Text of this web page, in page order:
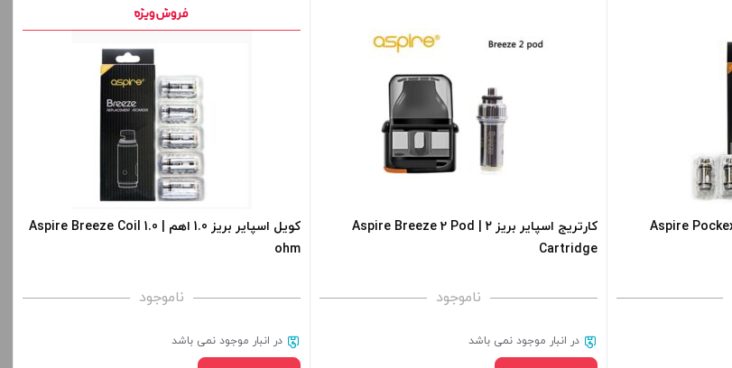
کارتریج اسپایر بریز ۲ | Aspire Breeze 2 Pod
Cartridge
ناموجود
در انبار موجود نمی باشد
کویل اسپایر بریز 1.0 اهم | Aspire Breeze Coil 1.0
ohm
ناموجود
در انبار موجود نمی باشد